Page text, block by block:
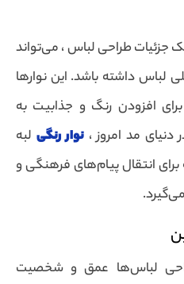
جزئیات طراحی لباس ، می‌تواند
لباس داشته باشد. این نوارها
افزودن رنگ و جذابیت به
مد امروز ، نوار رنگی لبه
برای انتقال پیام‌های فرهنگی و
لباس‌ها عمق و شخصیت